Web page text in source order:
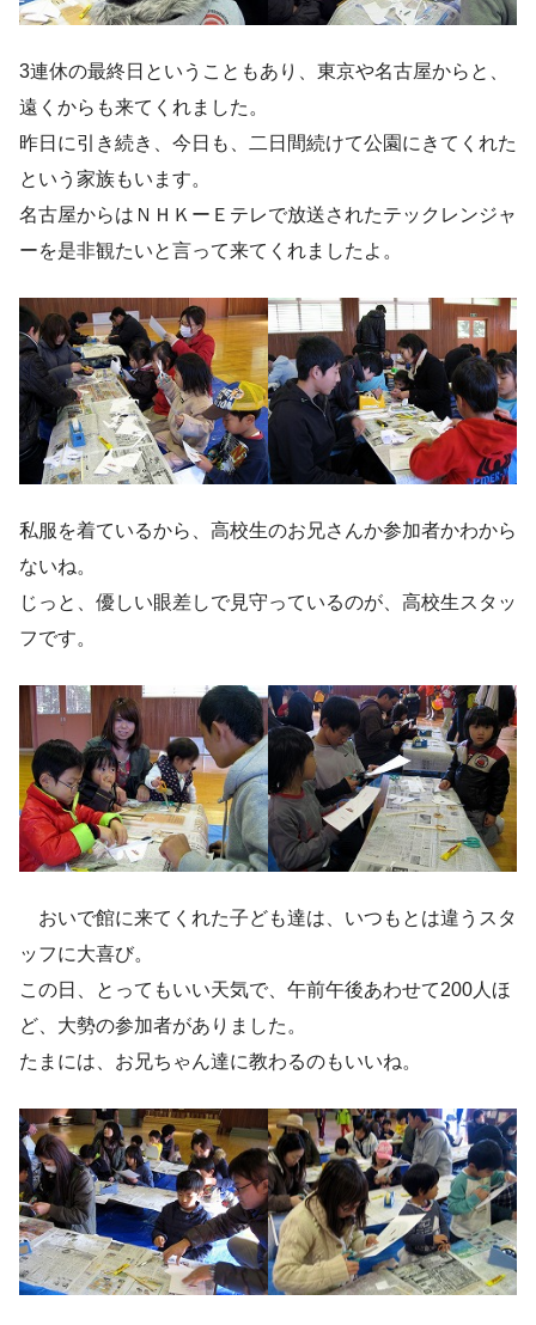
3連休の最終日ということもあり、東京や名古屋からと、
遠くからも来てくれました。
昨日に引き続き、今日も、二日間続けて公園にきてくれた
という家族もいます。
名古屋からはＮＨＫーＥテレで放送されたテックレンジャ
ーを是非観たいと言って来てくれましたよ。
私服を着ているから、高校生のお兄さんか参加者かわから
ないね。
じっと、優しい眼差しで見守っているのが、高校生スタッ
フです。
おいで館に来てくれた子ども達は、いつもとは違うスタ
ッフに大喜び。
この日、とってもいい天気で、午前午後あわせて200人ほ
ど、大勢の参加者がありました。
たまには、お兄ちゃん達に教わるのもいいね。